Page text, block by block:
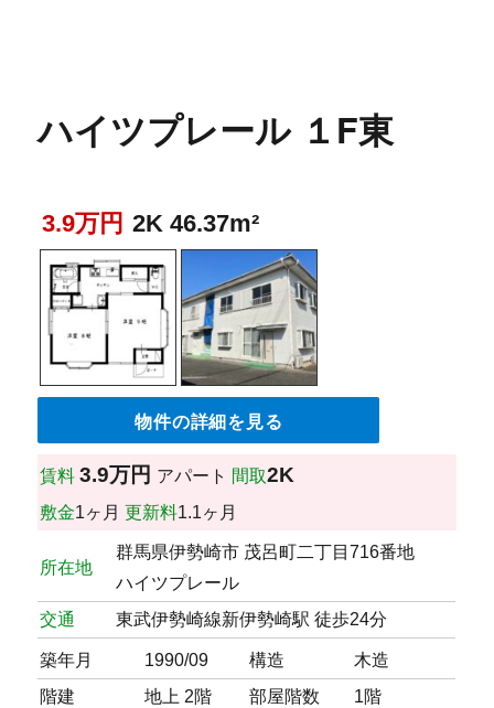
ハイツプレール １F東
3.9万円 2K 46.37m²
物件の詳細を見る
賃料 3.9万円 アパート 間取2K
敷金1ヶ月 更新料1.1ヶ月
所在地
群馬県伊勢崎市 茂呂町二丁目716番地
ハイツプレール
交通
東武伊勢崎線新伊勢崎駅 徒歩24分
築年月 1990/09 構造
木造
階建
地上 2階 部屋階数 1階